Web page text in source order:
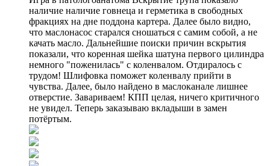
наличие наличие говнеца и герметика в свободных
фракциях на дне поддона картера. Далее было видно,
что маслонасос старался сношаться с самим собой, а не
качать масло. Дальнейшие поиски причин вскрытия
показали, что коренная шейка шатуна первого цилиндра
немного "поженилась" с коленвалом. Отдиралось с
трудом! Шлифовка поможет коленвалу прийти в
чувства. Далее, было найдено в маслоканале лишнее
отверстие. Завариваем! КПП целая, ничего критичного
не увидел. Теперь заказываю вкладыши в замен
потёртым.